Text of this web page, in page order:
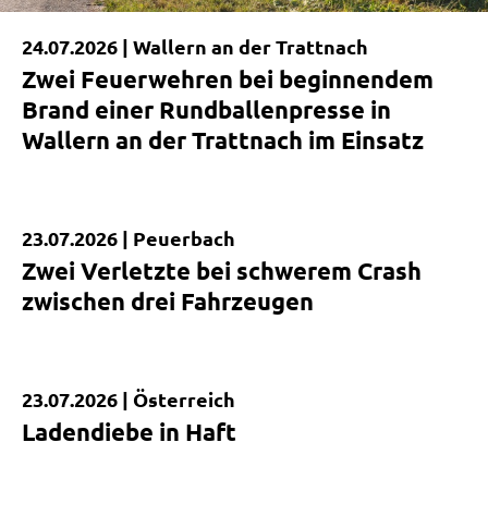
24.07.2026 | Wallern an der Trattnach
Zwei Feuerwehren bei beginnendem
Brand einer Rundballenpresse in
Wallern an der Trattnach im Einsatz
Kurzmeldung
23.07.2026 | Peuerbach
Zwei Verletzte bei schwerem Crash
zwischen drei Fahrzeugen
Kurzmeldung
23.07.2026 | Österreich
Ladendiebe in Haft